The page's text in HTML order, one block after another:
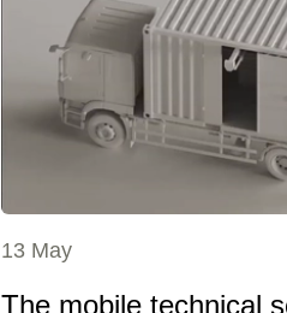
13 May
The mobile technical